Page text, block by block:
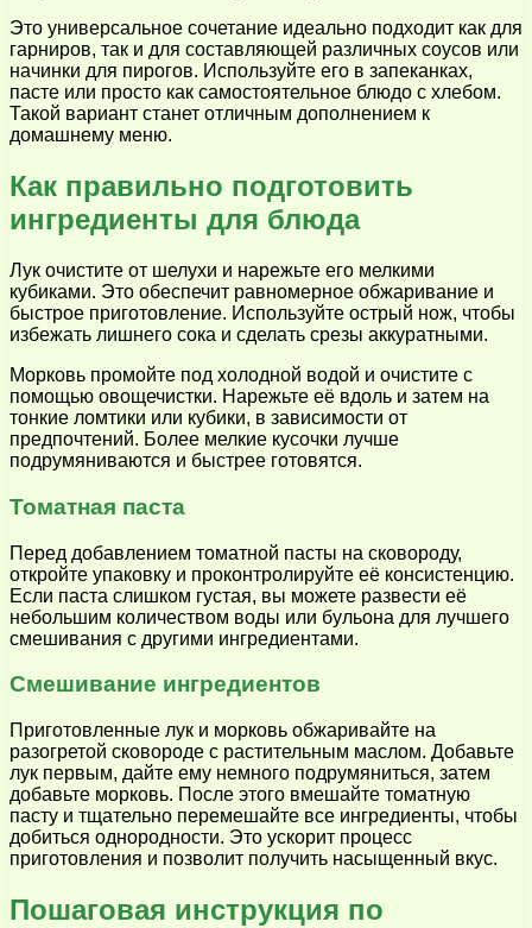
Это универсальное сочетание идеально подходит как для
гарниров, так и для составляющей различных соусов или
начинки для пирогов. Используйте его в запеканках,
пасте или просто как самостоятельное блюдо с хлебом.
Такой вариант станет отличным дополнением к
домашнему меню.
Как правильно подготовить
ингредиенты для блюда
Лук очистите от шелухи и нарежьте его мелкими
кубиками. Это обеспечит равномерное обжаривание и
быстрое приготовление. Используйте острый нож, чтобы
избежать лишнего сока и сделать срезы аккуратными.
Морковь промойте под холодной водой и очистите с
помощью овощечистки. Нарежьте её вдоль и затем на
тонкие ломтики или кубики, в зависимости от
предпочтений. Более мелкие кусочки лучше
подрумяниваются и быстрее готовятся.
Томатная паста
Перед добавлением томатной пасты на сковороду,
откройте упаковку и проконтролируйте её консистенцию.
Если паста слишком густая, вы можете развести её
небольшим количеством воды или бульона для лучшего
смешивания с другими ингредиентами.
Смешивание ингредиентов
Приготовленные лук и морковь обжаривайте на
разогретой сковороде с растительным маслом. Добавьте
лук первым, дайте ему немного подрумяниться, затем
добавьте морковь. После этого вмешайте томатную
пасту и тщательно перемешайте все ингредиенты, чтобы
добиться однородности. Это ускорит процесс
приготовления и позволит получить насыщенный вкус.
Пошаговая инструкция по